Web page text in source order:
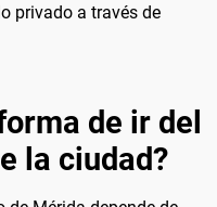
privado a través de
de ir del
la ciudad?